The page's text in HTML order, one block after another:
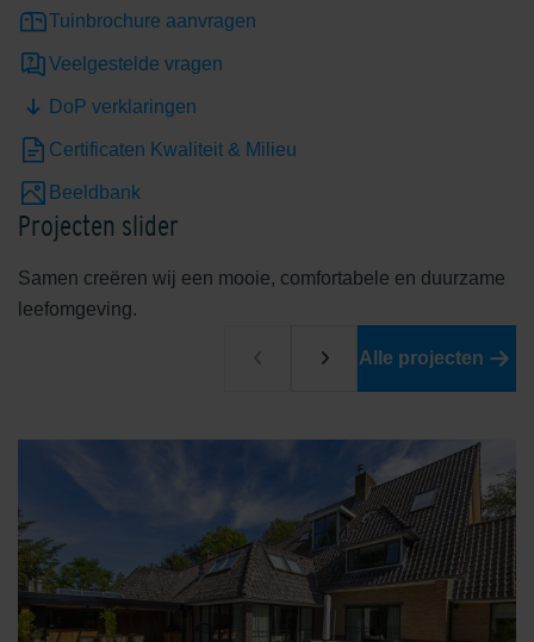
Tuinbrochure aanvragen
Veelgestelde vragen
DoP verklaringen
Certificaten Kwaliteit & Milieu
Beeldbank
Projecten slider
Samen creëren wij een mooie, comfortabele en duurzame
leefomgeving.
Alle projecten